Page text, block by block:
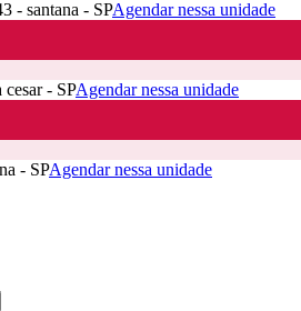
- santana - SPAgendar nessa unidade
- SPAgendar nessa unidade
- SPAgendar nessa unidade